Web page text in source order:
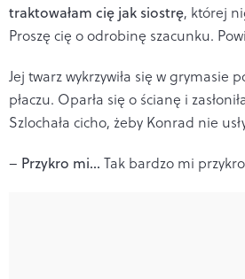
traktowałam cię jak siostrę, której
Proszę cię o odrobinę szacunku.
Jej twarz wykrzywiła się w grymasie
płaczu. Oparła się o ścianę i
Szlochała cicho, żeby Konrad nie
– Przykro mi… Tak bardzo mi przykro